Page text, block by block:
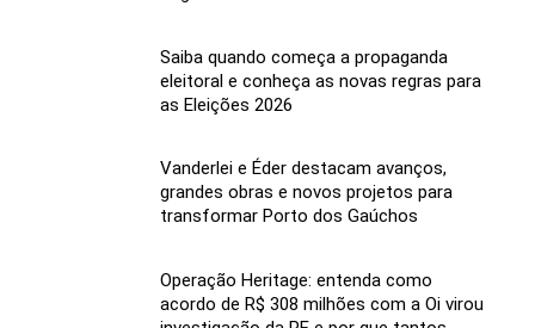
Saiba quando começa a propaganda
eleitoral e conheça as novas regras para
as Eleições 2026
Vanderlei e Éder destacam avanços,
grandes obras e novos projetos para
transformar Porto dos Gaúchos
Operação Heritage: entenda como
acordo de R$ 308 milhões com a Oi virou